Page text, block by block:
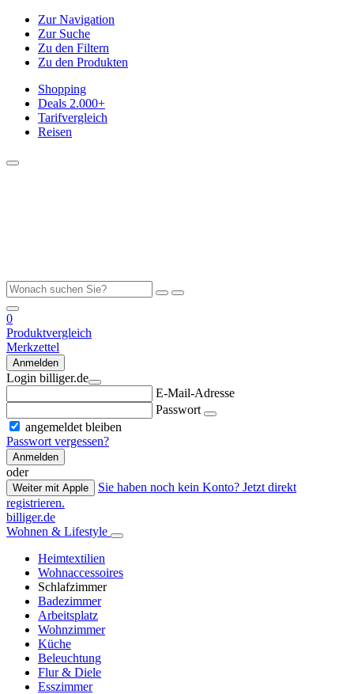
Zur Navigation
Zur Suche
Zu den Filtern
Zu den Produkten
Shopping
Deals 2.000+
Tarifvergleich
Reisen
0
Produktvergleich
Merkzettel
Anmelden
Login billiger.de
E-Mail-Adresse
Passwort
angemeldet bleiben
Passwort vergessen?
Anmelden
oder
Weiter mit Apple
Sie haben noch kein Konto? Jetzt direkt
registrieren.
billiger.de
Wohnen & Lifestyle
Heimtextilien
Wohnaccessoires
Schlafzimmer
Badezimmer
Arbeitsplatz
Wohnzimmer
Küche
Beleuchtung
Flur & Diele
Esszimmer